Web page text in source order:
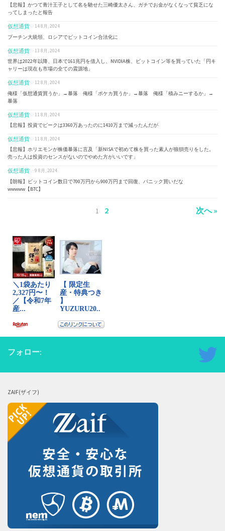
【悲報】かつて青汁王子として名を馳せた三崎優太さん、ガチでお金がなくなって貧乏にな
ってしまったと報告
仮想通貨 · 14 8月, 2024
プーチン大統領、ロシアでビットコイン合法化に
仮想通貨 · 13 8月, 2024
世界は2022年以降、日本で161兆円を借入し、NVIDIA株、ビットコイン等を買っていた「円キ
ャリーは現在も市場の全ての震源地」
仮想通貨 · 12 8月, 2024
俺様「仮想通貨買うか」→暴落 俺様「ポケカ買うか」→暴落 俺様「積みニーするか」→
暴落
仮想通貨 · 11 8月, 2024
【悲報】投資でピークは3360万あったのに1410万まで減ったんだが
仮想通貨 · 11 8月, 2024
【悲報】ホリエモンが株価暴落に言及「新NISAで初めて株を買った素人が狼狽売りをした。
売った人は投資のセンスがないのでやめた方がいいです」
仮想通貨 · 9 8月, 2024
【朗報】ビットコイン数日で700万円から900万円まで回復、パニック買いだな
wwwww【BTC】
1 2 次へ »
フォロー:
ZAIF(ザイフ)